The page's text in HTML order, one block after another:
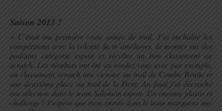
Saison 2013 ?
« C’était ma première vraie année de trail. J’ai enchaîné les
compétitions avec la volonté de m’améliorer, de monter sur des
podiums catégorie espoir et récolter un bon classement au
scratch. Les résultats ont été au rendez-vous avec par exemple,
au classement scratch une victoire au trail de Combe Bénite et
une deuxième place au trail de la Dent. Au final j’ai décroché
ma sélection dans le team Salomon espoir. Un énorme plaisir et
challenge !J’espère que mon entrée dans le team marquera une